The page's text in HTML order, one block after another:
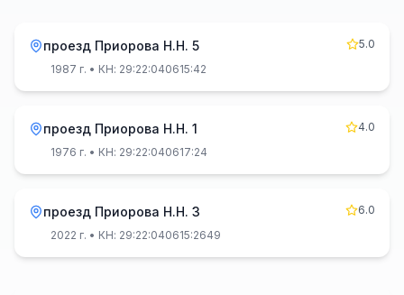
проезд Приорова Н.Н. 5
5.0
1987 г. • КН: 29:22:040615:42
проезд Приорова Н.Н. 1
4.0
1976 г. • КН: 29:22:040617:24
проезд Приорова Н.Н. 3
6.0
2022 г. • КН: 29:22:040615:2649